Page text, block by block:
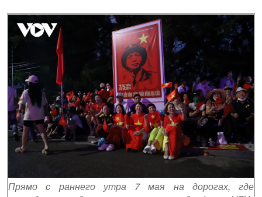
Прямо с раннего утра 7 мая на дорогах, где